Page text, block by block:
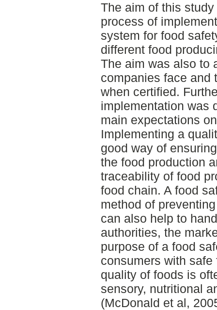
The aim of this
process of
system for food
different food
The aim was also to
companies face and
when certified.
implementation was
main expectations
Implementing a
good way of
the food production
traceability of food
food chain. A food
method of
can also help to
authorities, the
purpose of a food
consumers with
quality of foods is
sensory, nutritional
(McDonald et al,